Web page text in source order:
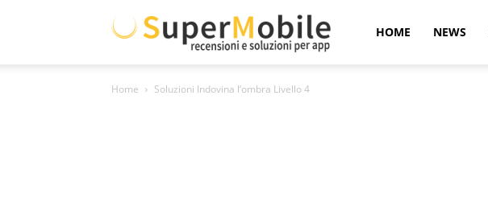
Super HOME NEWS
Home Soluzioni Indovina l’ombra Livello 4